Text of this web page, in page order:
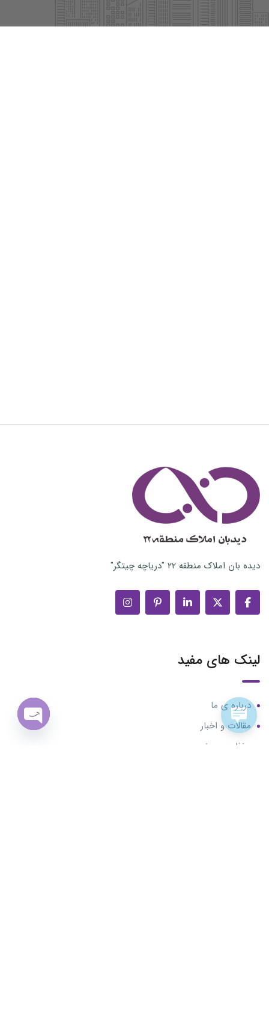
دیده بان املاک منطقه ۲۲ "دریاچه چیتگر"
لینک های مفید
درباره ی ما
مقالات و اخبار
حفظ حریم خصوصی